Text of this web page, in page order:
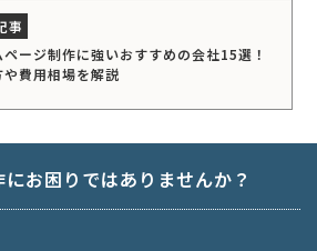
ページ制作に強いおすすめの会社15選！
や費用相場を解説
お困りではありませんか？